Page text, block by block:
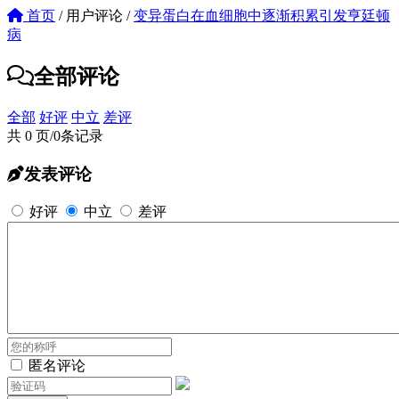
首页 /用户评论 / 变异蛋白在血细胞中逐渐积累引发亨廷顿
病
全部评论
全部 好评 中立 差评
共 0 页/0条记录
发表评论
好评 中立 差评
匿名评论